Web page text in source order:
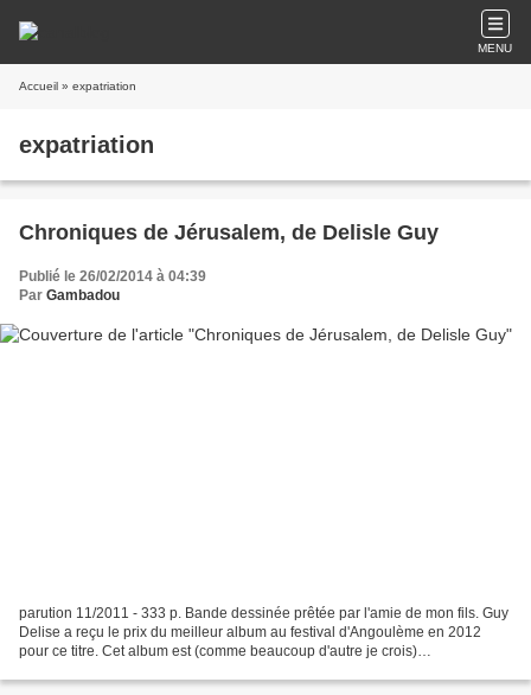
MENU
Accueil » expatriation
expatriation
Chroniques de Jérusalem, de Delisle Guy
Publié le 26/02/2014 à 04:39
Par Gambadou
parution 11/2011 - 333 p. Bande dessinée prêtée par l'amie de mon fils. Guy
Delise a reçu le prix du meilleur album au festival d'Angoulème en 2012
pour ce titre. Cet album est (comme beaucoup d'autre je crois)